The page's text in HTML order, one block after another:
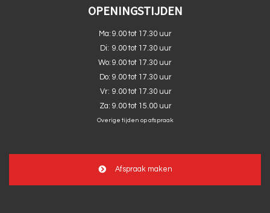
OPENINGSTIJDEN
Ma: 9.00 tot 17.30 uur
Di: 9.00 tot 17.30 uur
Wo: 9.00 tot 17.30 uur
Do: 9.00 tot 17.30 uur
Vr: 9.00 tot 17.30 uur
Za: 9.00 tot 15.00 uur
Overige tijden op afspraak
Afspraak maken